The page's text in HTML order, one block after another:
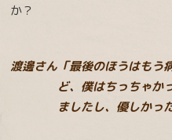
か？
渡邊さん「最後のほうはもう
ど、僕はちっちゃか
ましたし、優しかっ